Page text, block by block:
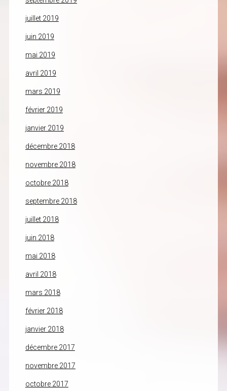
juillet 2019
juin 2019
mai 2019
avril 2019
mars 2019
février 2019
janvier 2019
décembre 2018
novembre 2018
octobre 2018
septembre 2018
juillet 2018
juin 2018
mai 2018
avril 2018
mars 2018
février 2018
janvier 2018
décembre 2017
novembre 2017
octobre 2017